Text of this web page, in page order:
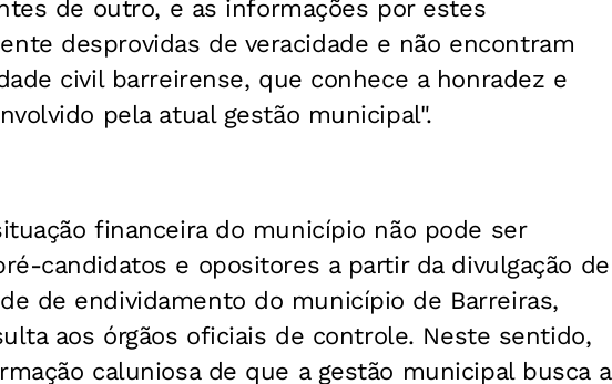
de outro, e as informações por estes
desprovidas de veracidade e não encontram
civil barreirense, que conhece a honradez e
pela atual gestão municipal".
financeira do município não pode ser
candidatos e opositores a partir da divulgação de
de endividamento do município de Barreiras,
aos órgãos oficiais de controle. Neste sentido,
caluniosa de que a gestão municipal busca a